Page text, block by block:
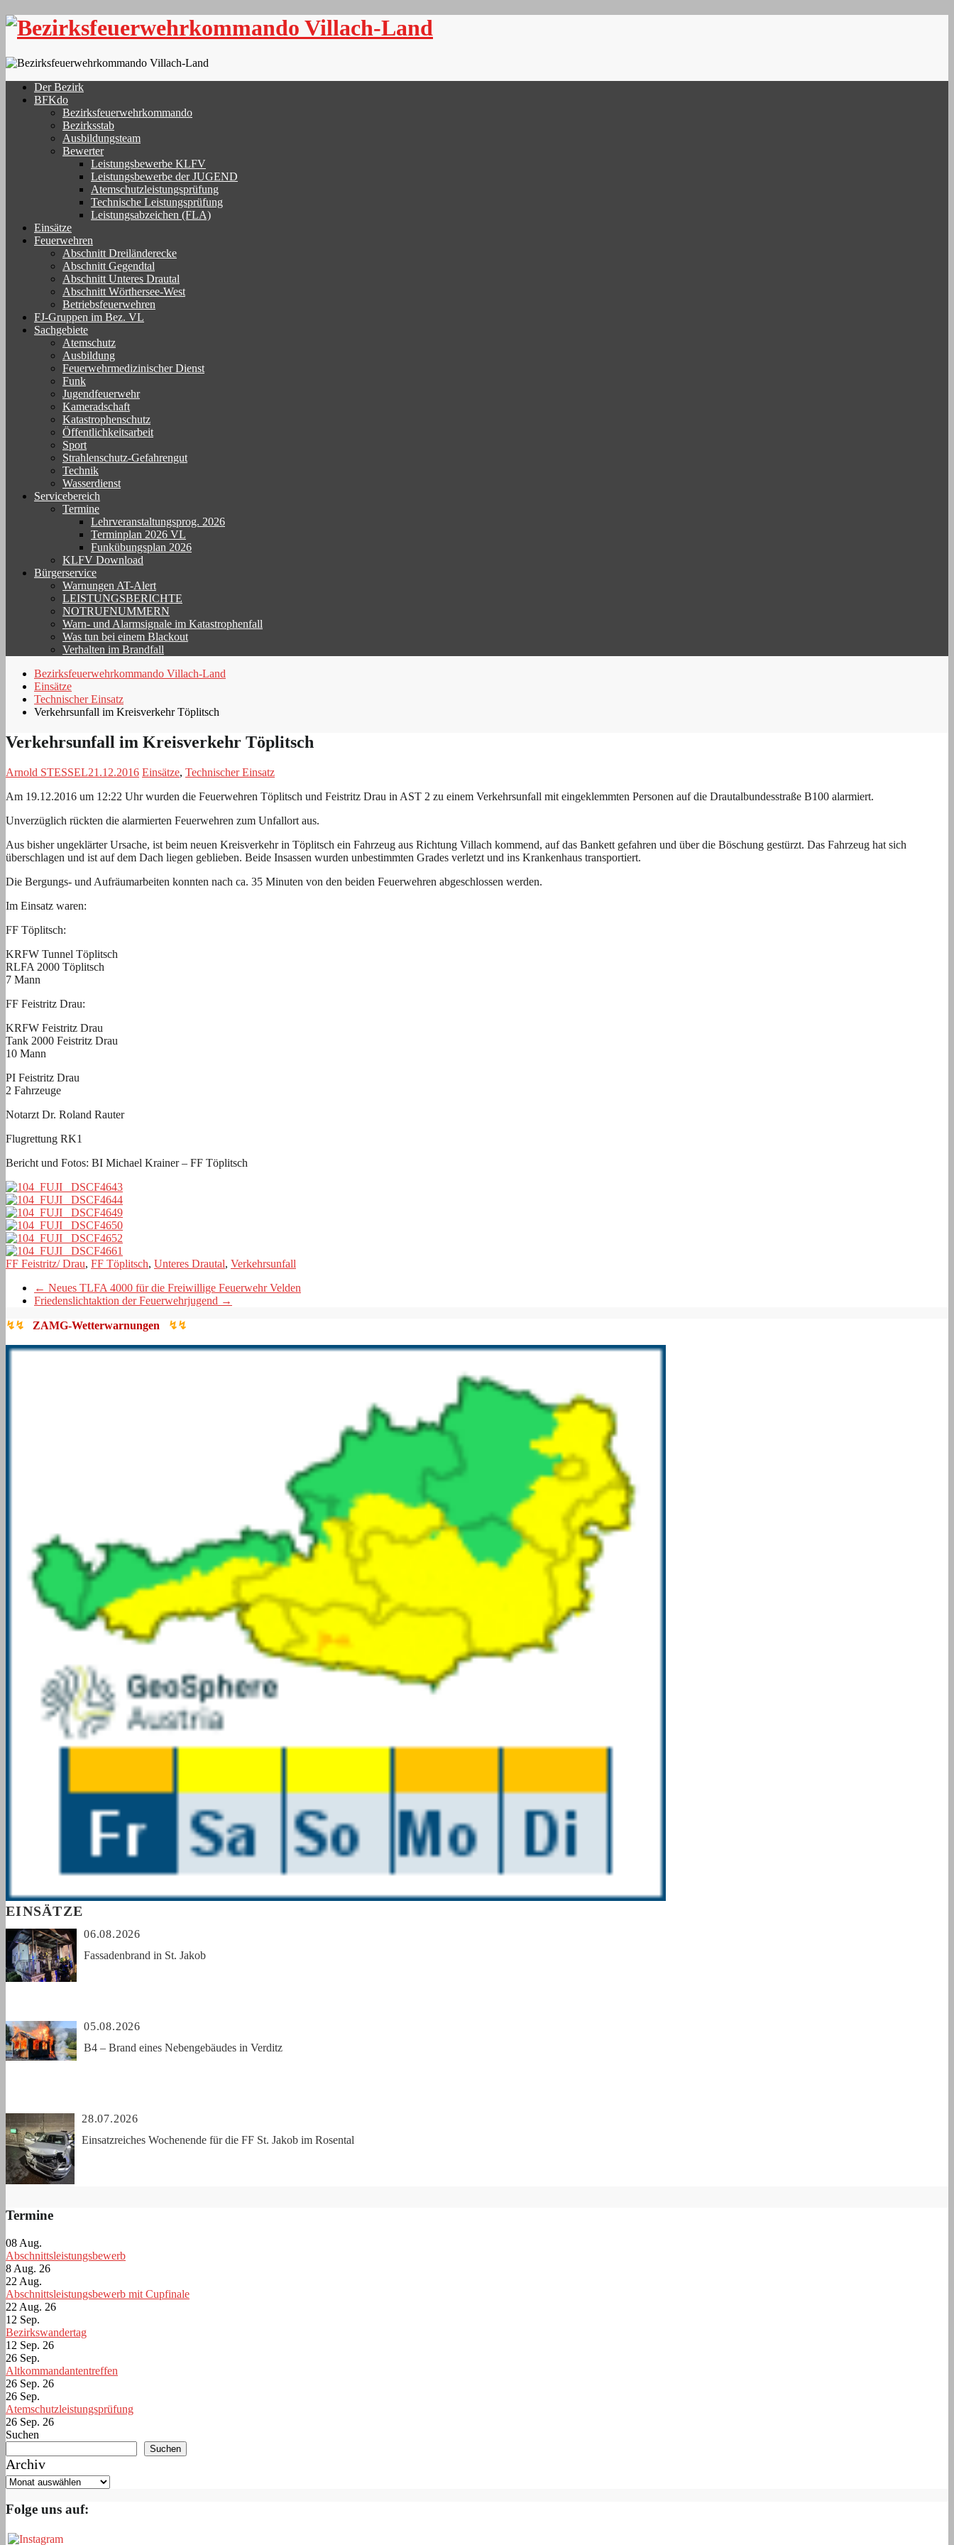
Skip
Der Bezirk
BFKdo
Bezirksfeuerwehrkommando
Bezirksstab
Ausbildungsteam
Bewerter
Leistungsbewerbe KLFV
Leistungsbewerbe der JUGEND
Atemschutzleistungsprüfung
Technische Leistungsprüfung
Leistungsabzeichen (FLA)
Einsätze
Feuerwehren
Abschnitt Dreiländerecke
Abschnitt Gegendtal
Abschnitt Unteres Drautal
Abschnitt Wörthersee-West
Betriebsfeuerwehren
FJ-Gruppen im Bez. VL
Sachgebiete
Atemschutz
Ausbildung
Feuerwehrmedizinischer Dienst
Funk
Jugendfeuerwehr
Kameradschaft
Katastrophenschutz
Öffentlichkeitsarbeit
Sport
Strahlenschutz-Gefahrengut
Technik
Wasserdienst
Servicebereich
Termine
Lehrveranstaltungsprog. 2026
Terminplan 2026 VL
Funkübungsplan 2026
KLFV Download
Bürgerservice
Warnungen AT-Alert
LEISTUNGSBERICHTE
NOTRUFNUMMERN
Warn- und Alarmsignale im Katastrophenfall
Was tun bei einem Blackout
Verhalten im Brandfall
Bezirksfeuerwehrkommando Villach-Land
Einsätze
Technischer Einsatz
Verkehrsunfall im Kreisverkehr Töplitsch
Verkehrsunfall im Kreisverkehr Töplitsch
Arnold STESSEL21.12.2016 Einsätze, Technischer Einsatz
Am 19.12.2016 um 12:22 Uhr wurden die Feuerwehren Töplitsch und Feistritz Drau in AST 2 zu einem Verkehrsunfall mit eingeklemmten Personen auf die Drautalbundesstraße B100 alarmiert.
Unverzüglich rückten die alarmierten Feuerwehren zum Unfallort aus.
Aus bisher ungeklärter Ursache, ist beim neuen Kreisverkehr in Töplitsch ein Fahrzeug aus Richtung Villach kommend, auf das Bankett gefahren und über die Böschung gestürzt. Das Fahrzeug hat sich
überschlagen und ist auf dem Dach liegen geblieben. Beide Insassen wurden unbestimmten Grades verletzt und ins Krankenhaus transportiert.
Die Bergungs- und Aufräumarbeiten konnten nach ca. 35 Minuten von den beiden Feuerwehren abgeschlossen werden.
Im Einsatz waren:
FF Töplitsch:
KRFW Tunnel Töplitsch
RLFA 2000 Töplitsch
7 Mann
FF Feistritz Drau:
KRFW Feistritz Drau
Tank 2000 Feistritz Drau
10 Mann
PI Feistritz Drau
2 Fahrzeuge
Notarzt Dr. Roland Rauter
Flugrettung RK1
Bericht und Fotos: BI Michael Krainer – FF Töplitsch
FF Feistritz/ Drau, FF Töplitsch, Unteres Drautal, Verkehrsunfall
← Neues TLFA 4000 für die Freiwillige Feuerwehr Velden
Friedenslichtaktion der Feuerwehrjugend →
↯↯ ZAMG-Wetterwarnungen ↯↯
EINSÄTZE
06.08.2026
Fassadenbrand in St. Jakob
05.08.2026
B4 – Brand eines Nebengebäudes in Verditz
28.07.2026
Einsatzreiches Wochenende für die FF St. Jakob im Rosental
Termine
08 Aug.
Abschnittsleistungsbewerb
8 Aug. 26
22 Aug.
Abschnittsleistungsbewerb mit Cupfinale
22 Aug. 26
12 Sep.
Bezirkswandertag
12 Sep. 26
26 Sep.
Altkommandantentreffen
26 Sep. 26
26 Sep.
Atemschutzleistungsprüfung
26 Sep. 26
Suchen
Suchen
Archiv
Folge uns auf: